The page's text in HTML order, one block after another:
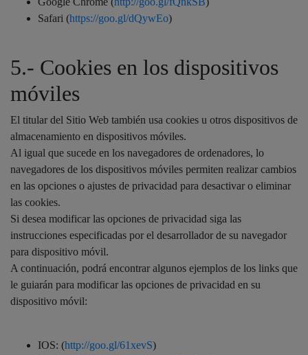
Safari (https://goo.gl/dQywEo)
5.- Cookies en los dispositivos
móviles
El titular del Sitio Web también usa cookies u otros dispositivos de
almacenamiento en dispositivos móviles.
Al igual que sucede en los navegadores de ordenadores, lo
navegadores de los dispositivos móviles permiten realizar cambios
en las opciones o ajustes de privacidad para desactivar o eliminar
las cookies.
Si desea modificar las opciones de privacidad siga las
instrucciones especificadas por el desarrollador de su navegador
para dispositivo móvil.
A continuación, podrá encontrar algunos ejemplos de los links que
le guiarán para modificar las opciones de privacidad en su
dispositivo móvil:
IOS: (http://goo.gl/61xevS)